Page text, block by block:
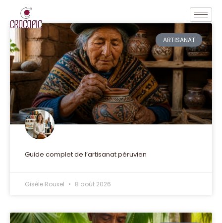
ARTISANAT
Guide complet de l’artisanat péruvien
Gisèle Rouxel 8 août 2026